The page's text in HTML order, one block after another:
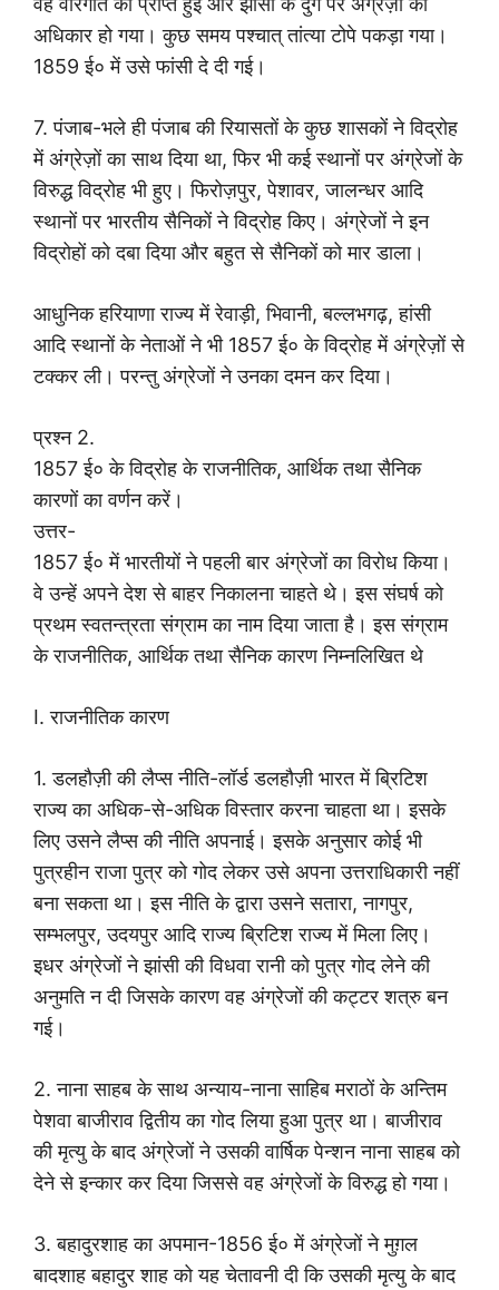
अधिकार हो गया। कुछ समय पश्चात् तांत्या टोपे पकड़ा गया।
1859 ई० में उसे फांसी दे दी गई।
7. पंजाब-भले ही पंजाब की रियासतों के कुछ शासकों ने विद्रोह
में अंग्रेज़ों का साथ दिया था, फिर भी कई स्थानों पर अंग्रेजों के
विरुद्ध विद्रोह भी हुए। फिरोज़पुर, पेशावर, जालन्धर आदि
स्थानों पर भारतीय सैनिकों ने विद्रोह किए। अंग्रेजों ने इन
विद्रोहों को दबा दिया और बहुत से सैनिकों को मार डाला।
आधुनिक हरियाणा राज्य में रेवाड़ी, भिवानी, बल्लभगढ़, हांसी
आदि स्थानों के नेताओं ने भी 1857 ई० के विद्रोह में अंग्रेज़ों से
टक्कर ली। परन्तु अंग्रेजों ने उनका दमन कर दिया।
प्रश्न 2.
1857 ई० के विद्रोह के राजनीतिक, आर्थिक तथा सैनिक
कारणों का वर्णन करें।
उत्तर-
1857 ई० में भारतीयों ने पहली बार अंग्रेजों का विरोध किया।
वे उन्हें अपने देश से बाहर निकालना चाहते थे। इस संघर्ष को
प्रथम स्वतन्त्रता संग्राम का नाम दिया जाता है। इस संग्राम
के राजनीतिक, आर्थिक तथा सैनिक कारण निम्नलिखित थे
I. राजनीतिक कारण
1. डलहौज़ी की लैप्स नीति-लॉर्ड डलहौज़ी भारत में ब्रिटिश
राज्य का अधिक-से-अधिक विस्तार करना चाहता था। इसके
लिए उसने लैप्स की नीति अपनाई। इसके अनुसार कोई भी
पुत्रहीन राजा पुत्र को गोद लेकर उसे अपना उत्तराधिकारी नहीं
बना सकता था। इस नीति के द्वारा उसने सतारा, नागपुर,
सम्भलपुर, उदयपुर आदि राज्य ब्रिटिश राज्य में मिला लिए।
इधर अंग्रेजों ने झांसी की विधवा रानी को पुत्र गोद लेने की
अनुमति न दी जिसके कारण वह अंग्रेजों की कट्टर शत्रु बन
गई।
2. नाना साहब के साथ अन्याय-नाना साहिब मराठों के अन्तिम
पेशवा बाजीराव द्वितीय का गोद लिया हुआ पुत्र था। बाजीराव
की मृत्यु के बाद अंग्रेजों ने उसकी वार्षिक पेन्शन नाना साहब को
देने से इन्कार कर दिया जिससे वह अंग्रेजों के विरुद्ध हो गया।
3. बहादुरशाह का अपमान-1856 ई० में अंग्रेजों ने मुग़ल
बादशाह बहादुर शाह को यह चेतावनी दी कि उसकी मृत्यु के बाद